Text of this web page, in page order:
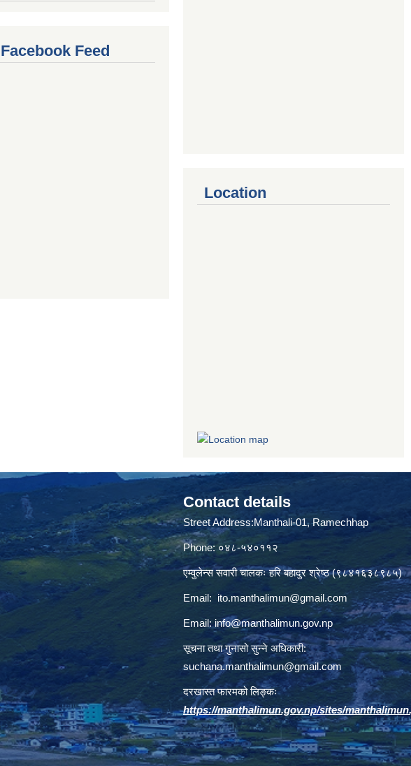
Feed
Location
Contact details
Street Address:Manthali-01, Ramechhap
Phone: ०४८-५४०११२
एम्वुलेन्स सवारी चालकः हरि बहादुर श्रेष्ठ (९८४१६३८९८५)
Email: ito.manthalimun@gmail.com
Email:info@manthalimun.gov.np
सूचना तथा गुनासो सुन्ने अधिकारी:
suchana.manthalimun@gmail.com
दरखास्त फारमको लिङ्कः
https://manthalimun.gov.np/sites/